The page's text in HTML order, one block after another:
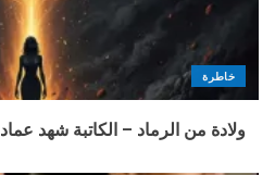
خاطرة
ولادة من الرماد – الكاتبة شهد عماد